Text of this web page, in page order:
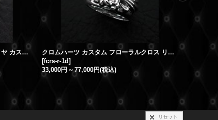
クロムハーツ バブルガムリング ダイヤ カスタム
クロムハーツ カスタム フローラルクロス リング ダイヤ
[fcrs-r-1d]
33,000円 ～77,000円(税込)
リセット